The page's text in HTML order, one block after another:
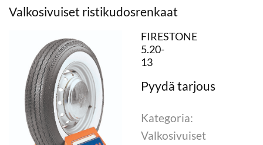
Valkosivuiset ristikudosrenkaat
FIRESTONE
5.20-
13
Kategoria:
Valkosivuiset